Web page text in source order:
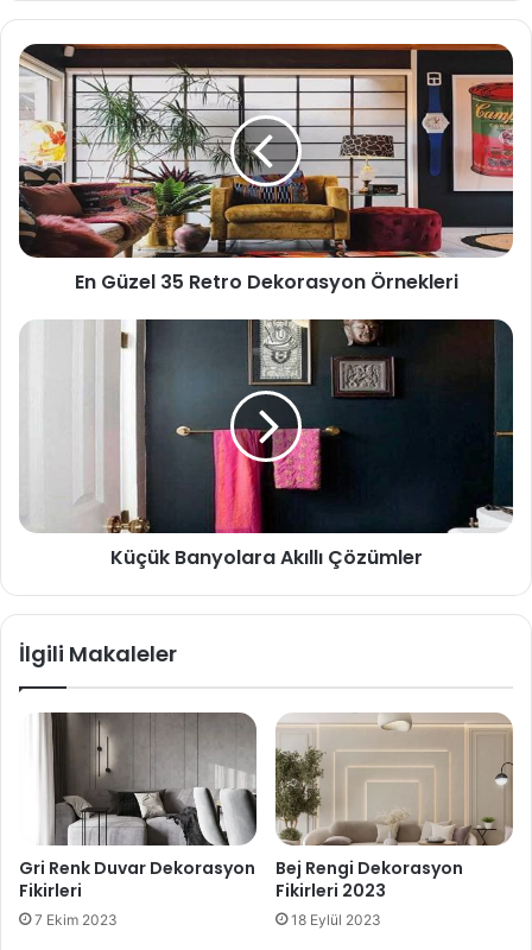
sit
esi
En Güzel 35 Retro Dekorasyon Örnekleri
Küçük Banyolara Akıllı Çözümler
İlgili Makaleler
Gri Renk Duvar Dekorasyon
Fikirleri
7 Ekim 2023
Bej Rengi Dekorasyon
Fikirleri 2023
18 Eylül 2023